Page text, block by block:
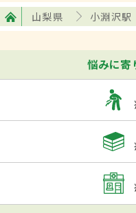
山梨県 小淵沢駅
悩みに寄